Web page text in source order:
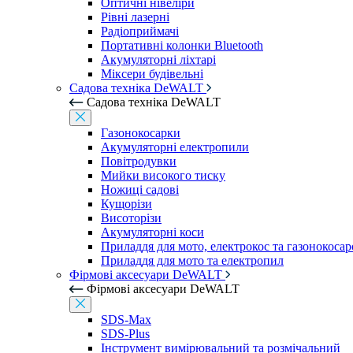
Оптичні нівеліри
Рівні лазерні
Радіоприймачі
Портативні колонки Bluetooth
Акумуляторні ліхтарі
Міксери будівельні
Садова техніка DeWALT
Садова техніка DeWALT
Газонокосарки
Акумуляторні електропили
Повітродувки
Мийки високого тиску
Ножиці садові
Кущорізи
Висоторізи
Акумуляторні коси
Приладдя для мото, електрокос та
Приладдя для мото та електропил
Фірмові аксесуари DeWALT
Фірмові аксесуари DeWALT
SDS-Max
SDS-Plus
Інструмент вимірювальний та розмічальний